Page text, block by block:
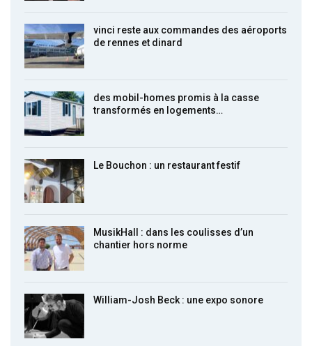
vinci reste aux commandes des aéroports
de rennes et dinard
des mobil-homes promis à la casse
transformés en logements…
Le Bouchon : un restaurant festif
MusikHall : dans les coulisses d’un
chantier hors norme
William-Josh Beck : une expo sonore